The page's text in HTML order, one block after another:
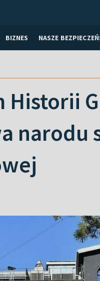
BIZNES NASZE
narodu